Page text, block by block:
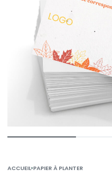
ACCUEIL›PAPIER À PLANTER